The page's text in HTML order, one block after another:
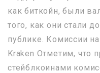
как биткойн, были
того, как они стали
публике. Комиссии
Kraken Отметим, что
стейблкоинами